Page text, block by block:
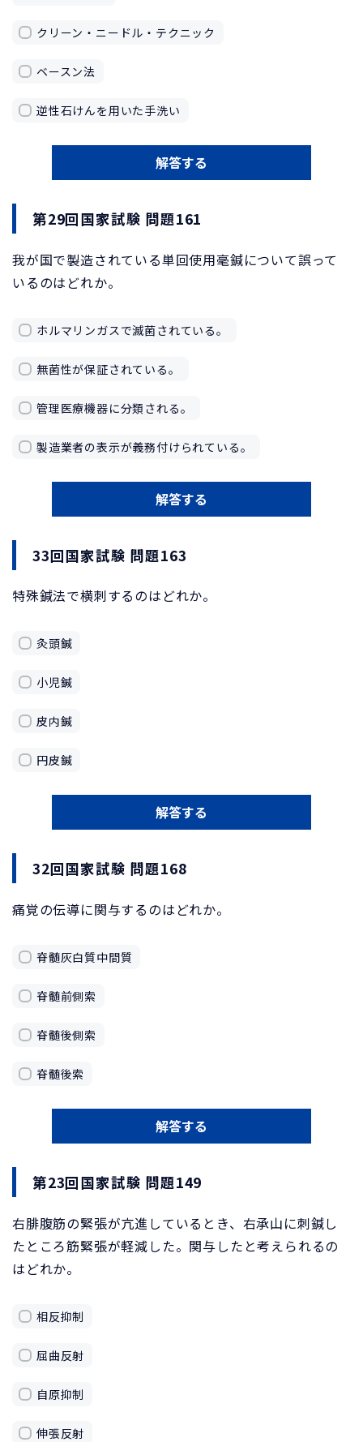
クリーン・ニードル・テクニック
ベースン法
逆性石けんを用いた手洗い
解答する
第29回国家試験 問題161
我が国で製造されている単回使用毫鍼について誤って
いるのはどれか。
ホルマリンガスで滅菌されている。
無菌性が保証されている。
管理医療機器に分類される。
製造業者の表示が義務付けられている。
解答する
33回国家試験 問題163
特殊鍼法で横刺するのはどれか。
灸頭鍼
小児鍼
皮内鍼
円皮鍼
解答する
32回国家試験 問題168
痛覚の伝導に関与するのはどれか。
脊髄灰白質中間質
脊髄前側索
脊髄後側索
脊髄後索
解答する
第23回国家試験 問題149
右腓腹筋の緊張が亢進しているとき、右承山に刺鍼し
たところ筋緊張が軽減した。関与したと考えられるの
はどれか。
相反抑制
屈曲反射
自原抑制
伸張反射